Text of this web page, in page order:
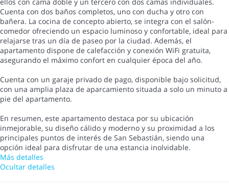
Cuenta con dos baños completos, uno con ducha y otro con
bañera. La cocina de concepto abierto, se integra con el salón-
comedor ofreciendo un espacio luminoso y confortable, ideal para
relajarse tras un día de paseo por la ciudad. Además, el
apartamento dispone de calefacción y conexión WiFi gratuita,
asegurando el máximo confort en cualquier época del año.
Cuenta con un garaje privado de pago, disponible bajo solicitud,
con una amplia plaza de aparcamiento situada a solo un minuto a
pie del apartamento.
En resumen, este apartamento destaca por su ubicación
inmejorable, su diseño cálido y moderno y su proximidad a los
principales puntos de interés de San Sebastián, siendo una
opción ideal para disfrutar de una estancia inolvidable.
Más detalles
Ocultar detalles